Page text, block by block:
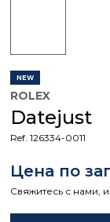
NEW
ROLEX
Datejust
Ref. 126334-0011
Цена по
Свяжитесь с нами,